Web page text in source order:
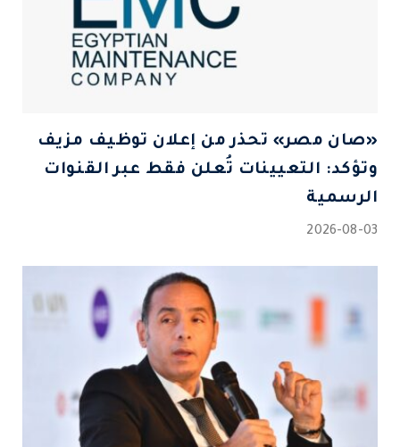
«صان مصر» تحذر من إعلان توظيف مزيف
وتؤكد: التعيينات تُعلن فقط عبر القنوات
الرسمية
2026-08-03